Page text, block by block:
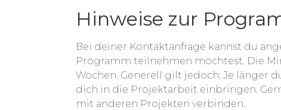
Hinweise zur
Bei deiner Kontaktanfrage kannst du
Programm teilnehmen möchtest. Die
Wochen. Generell gilt jedoch: Je länger
dich in die Projektarbeit einbringen.
mit anderen Projekten verbinden.